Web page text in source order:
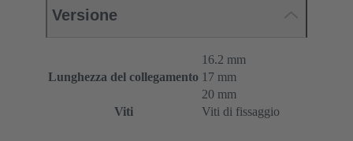
Versione
Lunghezza del collegamento
16.2 mm
17 mm
20 mm
Viti
Viti di fissaggio